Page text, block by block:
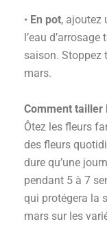
• En pot, ajoutez
l’eau
saison. Stoppez
mars.
Comment tailler
Ôtez les fleurs
des fleurs
dure qu’une
pendant 5 à 7
qui protégera la
mars sur les